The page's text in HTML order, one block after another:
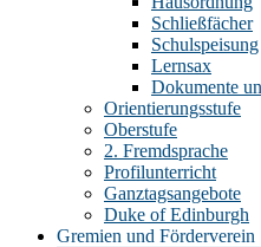
Schließfächer
Schulspeisung
Lernsax
Dokumente
Orientierungsstufe
Oberstufe
2. Fremdsprache
Profilunterricht
Ganztagsangebote
Duke of Edinburgh
Gremien und Förderverein